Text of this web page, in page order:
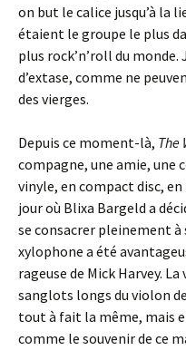
on but le calice jusqu’à la
étaient le groupe le plus
plus rock’n’roll du monde.
d’extase, comme ne
des vierges.
Depuis ce moment-là, The
compagne, une amie, une
vinyle, en compact disc,
jour où Blixa Bargeld a
se consacrer pleinement
xylophone a été
rageuse de Mick Harvey.
sanglots longs du violon
tout à fait la même, mais
comme le souvenir de ce